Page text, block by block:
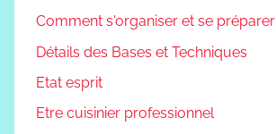
Comment s'organiser et se préparer
Détails des Bases et Techniques
Etat esprit
Etre cuisinier professionnel